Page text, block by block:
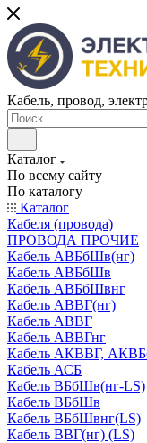
Кабель, провод,
Каталог
По всему сайту
По каталогу
Каталог
Кабеля (провода)
ПРОВОДА ПРОЧИЕ
Кабель АВБбШв(нг)
Кабель АВБбШв
Кабель АВБбШвнг
Кабель АВВГ(нг)
Кабель АВВГ
Кабель АВВГнг
Кабель АКВВГ,
Кабель АСБ
Кабель ВБбШв(нг-LS)
Кабель ВБбШв
Кабель ВБбШвнг(LS)
Кабель ВВГ(нг) (LS)